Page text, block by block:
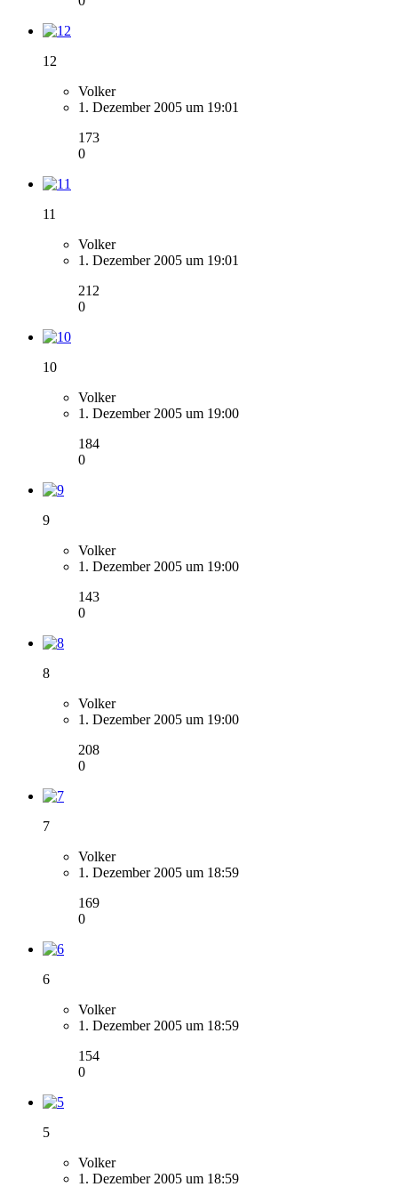
12
Volker
1. Dezember 2005 um 19:01
173
0
11
Volker
1. Dezember 2005 um 19:01
212
0
10
Volker
1. Dezember 2005 um 19:00
184
0
9
Volker
1. Dezember 2005 um 19:00
143
0
8
Volker
1. Dezember 2005 um 19:00
208
0
7
Volker
1. Dezember 2005 um 18:59
169
0
6
Volker
1. Dezember 2005 um 18:59
154
0
5
Volker
1. Dezember 2005 um 18:59